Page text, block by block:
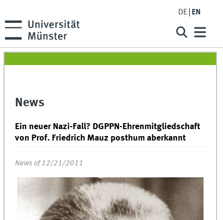
DE EN
News
Ein neuer Nazi-Fall? DGPPN-Ehrenmitgliedschaft
von Prof. Friedrich Mauz posthum aberkannt
News of 12/21/2011